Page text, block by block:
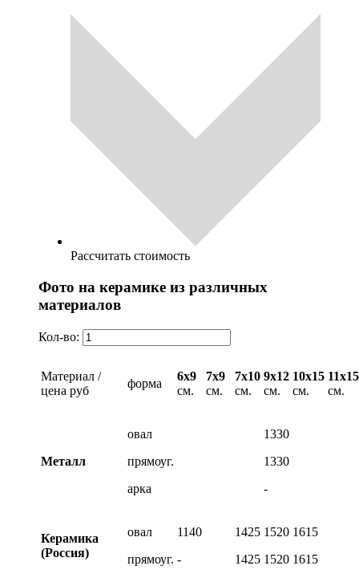
Рассчитать стоимость
Фото на керамике из различных
материалов
Кол-во:
Материал /
цена руб
форма
6х9
см.
7х9
см.
7х10
см.
9х12
см.
10х15
см.
11х15
см.
Металл
овал
прямоуг.
арка
1330
1330
-
Керамика
(Россия)
овал
прямоуг.
1140
-
1425
1425
1520
1520
1615
1615